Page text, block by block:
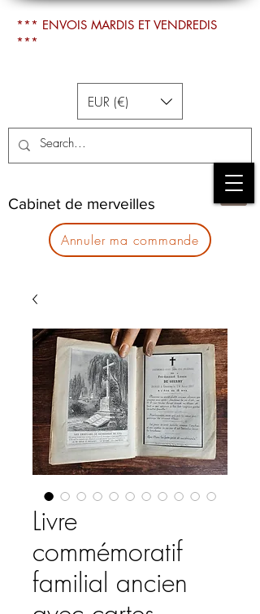
Cabinet de merveilles
*** ENVOIS MARDIS ET VENDREDIS
***
EUR (€)
Annuler ma commande
Livre
commémoratif
familial ancien